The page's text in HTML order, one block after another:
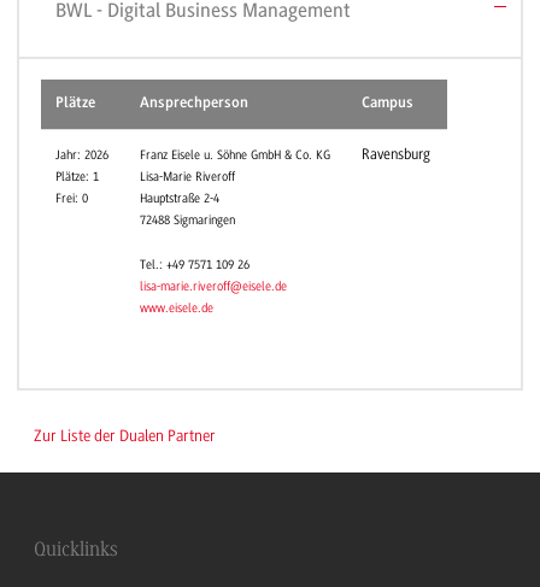
BWL - Digital Business Management
Plätze Ansprechperson Campus
Jahr: 2026
Plätze: 1
Frei: 0
Franz Eisele u. Söhne GmbH & Co. KG
Lisa-Marie Riveroff
Hauptstraße 2-4
72488 Sigmaringen
Tel.: +49 7571 109 26
lisa-marie.riveroff@eisele.de
www.eisele.de
Ravensburg
Zur Liste der Dualen Partner
Quicklinks